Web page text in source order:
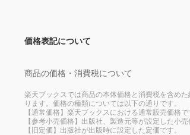
価格表記について
商品の価格・消費税について
楽天ブックスでは商品の本体価格と消費税を含め
ります。価格の種類については以下の通りです。
【通常価格】楽天ブックスにおける通常販売価格で
【参考小売価格】出版社、製造元等が設定した小売
【旧定価】出版社が出版時に設定した定価です。